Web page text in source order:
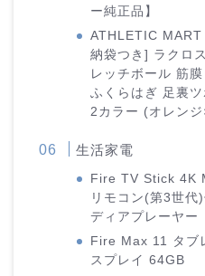
ー純正品】
ATHLETIC MART
納袋つき] ラクロ
レッチボール 筋
ふくらはぎ 足裏
2カラー (オレン
生活家電
Fire TV Stick 4K
リモコン(第3世代
ディアプレーヤー
Fire Max 11 タブ
スプレイ 64GB